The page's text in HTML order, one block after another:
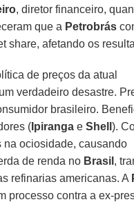
, diretor financeiro,
que a Petrobrás
share, afetando os
de preços da atual
verdadeiro desastre.
brasileiro.
( Ipiranga eShell).
na ociosidade, causando
de renda no Brasil ,
refinarias americanas. A
processo contra a ex-